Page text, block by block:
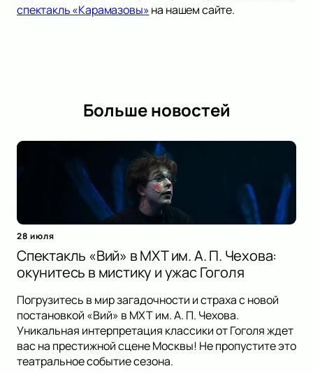
спектакль «Карамазовы»на нашем сайте.
Больше новостей
28 июля
Спектакль «Вий» в МХТ им. А. П. Чехова:
окунитесь в мистику и ужас Гоголя
Погрузитесь в мир загадочности и страха с новой
постановкой «Вий» в МХТ им. А. П. Чехова.
Уникальная интерпретация классики от Гоголя ждет
вас на престижной сцене Москвы! Не пропустите это
театральное событие сезона.